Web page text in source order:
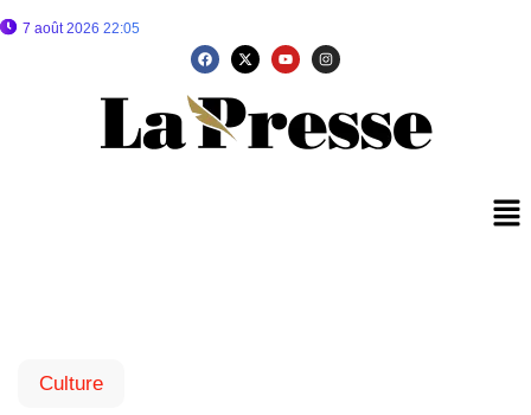
7 août 2026 22:05
Culture